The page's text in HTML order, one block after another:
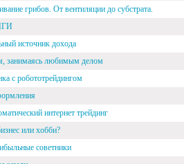
грибов. От вентиляции до субстрата.
источник дохода
занимаясь любимым делом
с робототрейдингом
интернет трейдинг
или хобби?
советники